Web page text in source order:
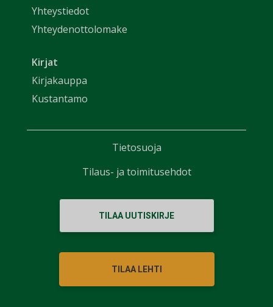
Yhteystiedot
Yhteydenottolomake
Kirjat
Kirjakauppa
Kustantamo
TILAA UUTISKIRJE
TILAA LEHTI
Tietosuoja
Tilaus- ja toimitusehdot